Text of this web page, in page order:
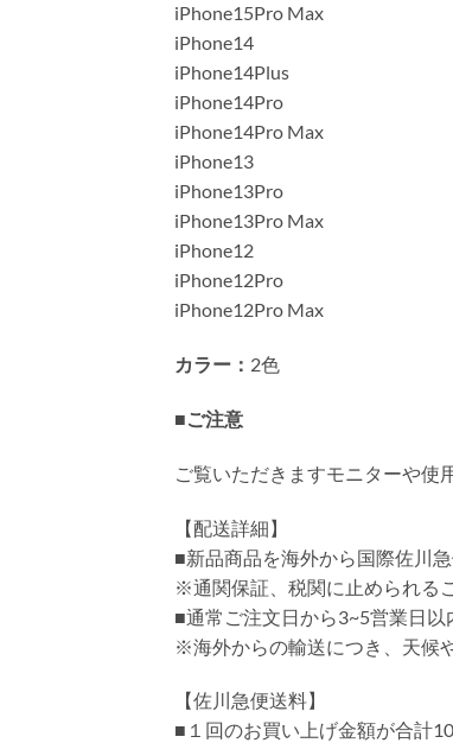
iPhone15Pro Max
iPhone14
iPhone14Plus
iPhone14Pro
iPhone14Pro Max
iPhone13
iPhone13Pro
iPhone13Pro Max
iPhone12
iPhone12Pro
iPhone12Pro Max
カラー： 2色
■ご注意
ご覧いただきますモニターや使
【配送詳細】
■新品商品を海外から国際佐川
※通関保証、税関に止められる
■通常ご注文日から3~5営業日以
※海外からの輸送につき、天候
【佐川急便送料】
■１回のお買い上げ金額が合計